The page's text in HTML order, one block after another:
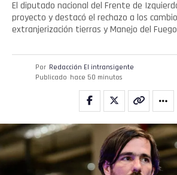
El diputado nacional del Frente de
proyecto y destacó el rechazo a los
extranjerización tierras y Manejo del
Por Redacción El intransigente
Publicado hace 50 minutos